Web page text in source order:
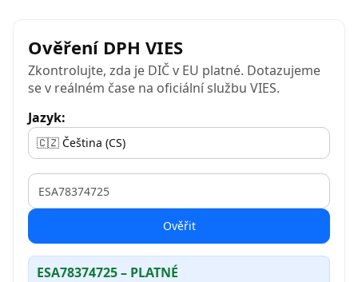
Ověření DPH VIES
Zkontrolujte, zda je DIČ v EU platné. Dotazujeme
se v reálném čase na oficiální službu VIES.
Jazyk:
Ověřit
ESA78374725 – PLATNÉ